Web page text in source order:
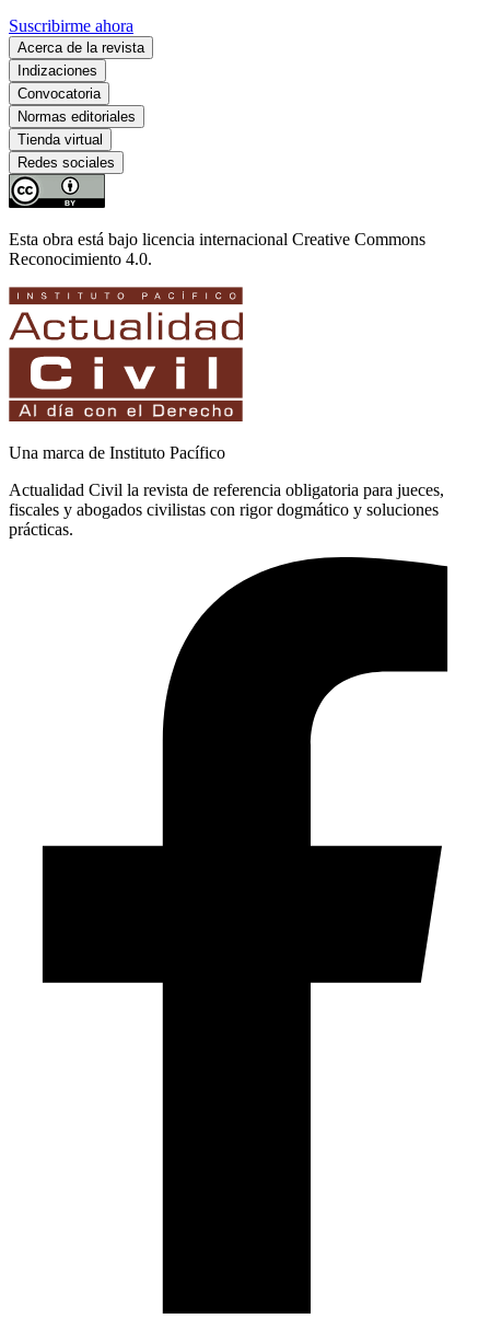
Suscribirme ahora
Acerca de la revista
Indizaciones
Convocatoria
Normas editoriales
Tienda virtual
Redes sociales
Esta obra está bajo licencia internacional Creative Commons
Reconocimiento 4.0.
Una marca de Instituto Pacífico
Actualidad Civil la revista de referencia obligatoria para jueces,
fiscales y abogados civilistas con rigor dogmático y soluciones
prácticas.